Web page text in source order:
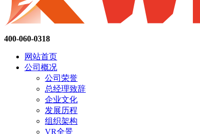
400-060-0318
网站首页
公司概况
公司荣誉
总经理致辞
企业文化
发展历程
组织架构
VR全景